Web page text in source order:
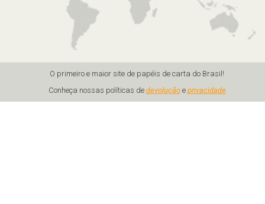
O primeiro e maior site de papéis de carta do Brasil!
Conheça nossas políticas de devoluçãoe privacidade